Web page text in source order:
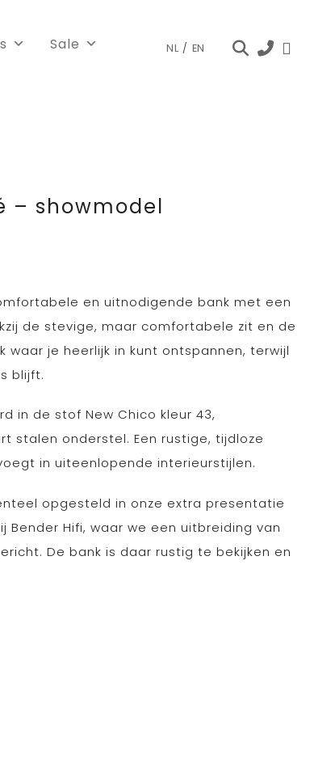
Sale NL/ EN
– showmodel
en uitnodigende bank met een
de stevige, maar comfortabele zit en de
waar je heerlijk in kunt ontspannen, terwijl
blijft.
in de stof New Chico kleur 43,
stalen onderstel. Een rustige, tijdloze
in uiteenlopende interieurstijlen.
opgesteld in onze extra presentatie
Bender Hifi, waar we een uitbreiding van
De bank is daar rustig te bekijken en